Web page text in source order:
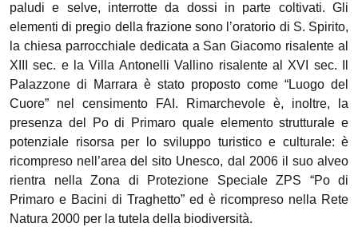
paludi e selve, interrotte da dossi in parte coltivati. Gli
elementi di pregio della frazione sono l’oratorio di S. Spirito,
la chiesa parrocchiale dedicata a San Giacomo risalente al
XIII sec. e la Villa Antonelli Vallino risalente al XVI sec. Il
Palazzone di Marrara è stato proposto come “Luogo del
Cuore” nel censimento FAI. Rimarchevole è, inoltre, la
presenza del Po di Primaro quale elemento strutturale e
potenziale risorsa per lo sviluppo turistico e culturale: è
ricompreso nell’area del sito Unesco, dal 2006 il suo alveo
rientra nella Zona di Protezione Speciale ZPS “Po di
Primaro e Bacini di Traghetto” ed è ricompreso nella Rete
Natura 2000 per la tutela della biodiversità.